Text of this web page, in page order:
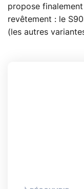
propose
revêtement : le
(les autres